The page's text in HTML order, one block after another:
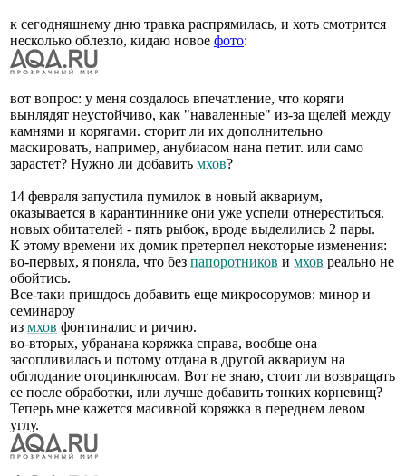
к сегодняшнему дню травка распрямилась, и хоть смотрится
несколько облезло, кидаю новое фото:
вот вопрос: у меня создалось впечатление, что коряги
вынлядят неустойчиво, как "наваленные" из-за щелей между
камнями и корягами. сторит ли их дополнительно
маскировать, например, анубиасом нана петит. или само
зарастет? Нужно ли добавить мхов?
14 февраля запустила пумилок в новый аквариум,
оказывается в карантиннике они уже успели отнереститься.
новых обитателей - пять рыбок, вроде выделились 2 пары.
К этому времени их домик претерпел некоторые изменения:
во-первых, я поняла, что без папоротников и мхов реально не
обойтись.
Все-таки пришдось добавить еще микросорумов: минор и
семинароу
из мхов фонтиналис и ричию.
во-вторых, убранана коряжка справа, вообще она
засопливилась и потому отдана в другой аквариум на
обглодание отоцинклюсам. Вот не знаю, стоит ли возвращать
ее после обработки, или лучше добавить тонких корневищ?
Теперь мне кажется масивной коряжка в переднем левом
углу.